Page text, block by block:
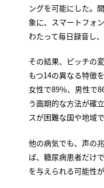
ングを可能にした。
象に、スマートフォ
わたって毎日録音し、
その結果、ピッチの
もつ14の異なる特徴
女性で89％、男性で
う画期的な方法が確
スが困難な国や地域
他の病気でも、声の
ば、糖尿病患者だけ
を与えられる可能性が